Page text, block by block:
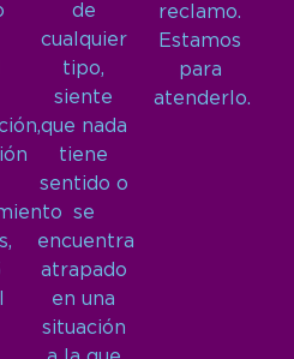
de
cualquier
tipo,
siente
que nada
tiene
sentido o
se
encuentra
atrapado
en una
situación
reclamo.
Estamos
para
atenderlo.